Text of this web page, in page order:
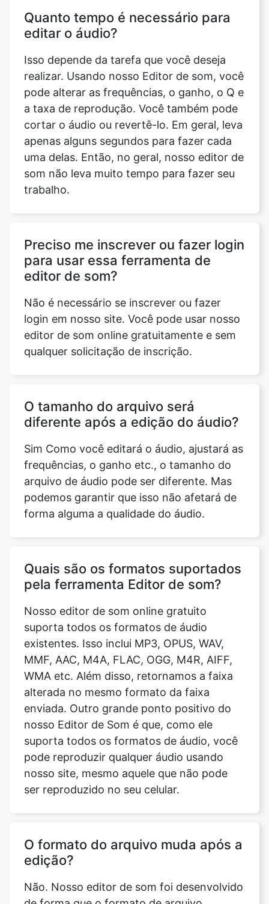
realizar. Usando nosso Editor de som, você
pode alterar as frequências, o ganho, o Q e
a taxa de reprodução. Você também pode
cortar o áudio ou revertê-lo. Em geral, leva
apenas alguns segundos para fazer cada
uma delas. Então, no geral, nosso editor de
som não leva muito tempo para fazer seu
Preciso me inscrever ou fazer login
Não é necessário se inscrever ou fazer
login em nosso site. Você pode usar nosso
editor de som online gratuitamente e sem
qualquer solicitação de inscrição.
O tamanho do arquivo será
frequências, o ganho etc., o tamanho do
arquivo de áudio pode ser diferente. Mas
podemos garantir que isso não afetará de
forma alguma a qualidade do áudio.
Quais são os formatos suportados
suporta todos os formatos de áudio
existentes. Isso inclui MP3, OPUS, WAV,
MMF, AAC, M4A, FLAC, OGG, M4R, AIFF,
WMA etc. Além disso, retornamos a faixa
alterada no mesmo formato da faixa
enviada. Outro grande ponto positivo do
nosso Editor de Som é que, como ele
suporta todos os formatos de áudio, você
pode reproduzir qualquer áudio usando
nosso site, mesmo aquele que não pode
ser reproduzido no seu celular.
O formato do arquivo muda após a
de forma que o formato de arquivo
alterado tenha o mesmo formato do
arquivo enviado.